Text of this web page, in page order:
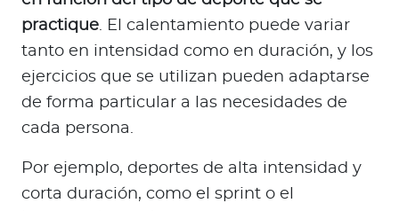
practique. El calentamiento puede variar
tanto en intensidad como en duración, y los
ejercicios que se utilizan pueden adaptarse
de forma particular a las necesidades de
cada persona.
Por ejemplo, deportes de alta intensidad y
corta duración, como el sprint o el